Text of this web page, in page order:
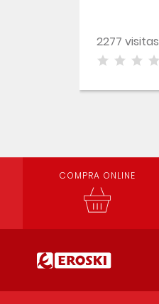
2277 visitas
COMPRA ONLINE